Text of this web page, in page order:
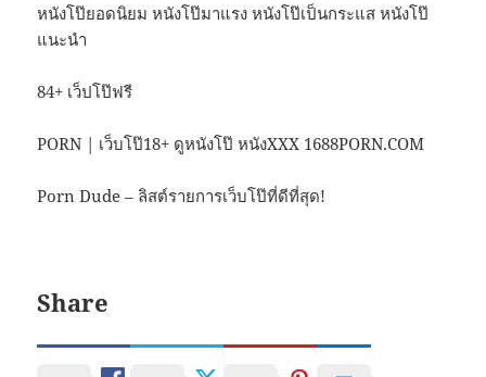
หนังโป๊ยอดนิยม หนังโป๊มาแรง หนังโป๊เป็นกระแส หนังโป๊
แนะนำ
84+ เว็ปโป๊ฟรี
PORN | เว็บโป๊18+ ดูหนังโป๊ หนังXXX 1688PORN.COM
Porn Dude – ลิสต์รายการเว็บโป๊ที่ดีที่สุด!
Share